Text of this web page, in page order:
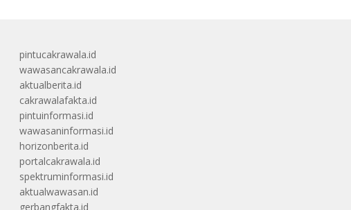
pintucakrawala.id
wawasancakrawala.id
aktualberita.id
cakrawalafakta.id
pintuinformasi.id
wawasaninformasi.id
horizonberita.id
portalcakrawala.id
spektruminformasi.id
aktualwawasan.id
gerbangfakta.id